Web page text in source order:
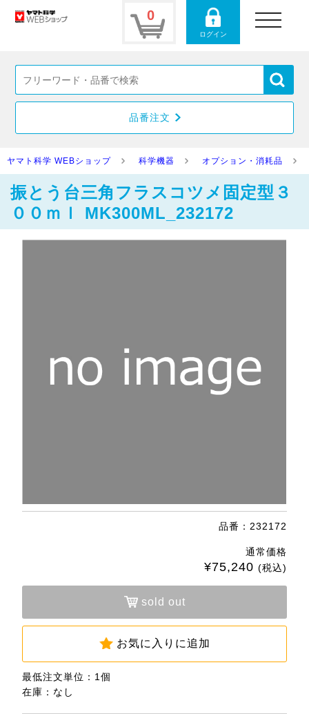
0
ログイン
toggle
navigation
品番注文
ヤマト科学 WEBショップ 科学機器 オプション・消耗品
振とう台三角フラスコツメ固定型３
００ｍｌ MK300ML_232172
品番：232172
通常価格
¥75,240 (税込)
sold out
お気に入りに追加
最低注文単位：1個
在庫：なし